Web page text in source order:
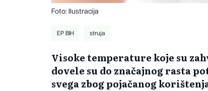
Foto: Ilustracija
EP BIH struja
Visoke temperature koje su
dovele su do značajnog rasta
svega zbog pojačanog